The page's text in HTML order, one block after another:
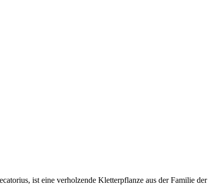
ist eine verholzende Kletterpflanze aus der Familie